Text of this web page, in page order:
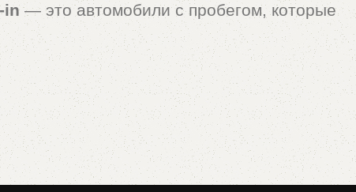
in— это автомобили с пробегом, которые